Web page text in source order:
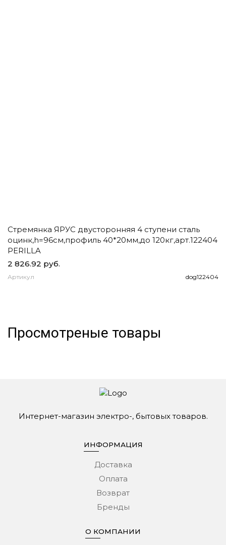
Стремянка ЯРУС двусторонняя 4 ступени сталь
оцинк,h=96см,профиль 40*20мм,до 120кг,арт.122404
PERILLA
2 826.92 руб.
Артикул dog122404
Просмотреные товары
Интернет-магазин электро-, бытовых товаров.
ИНФОРМАЦИЯ
Доставка
Оплата
Возврат
Бренды
О КОМПАНИИ